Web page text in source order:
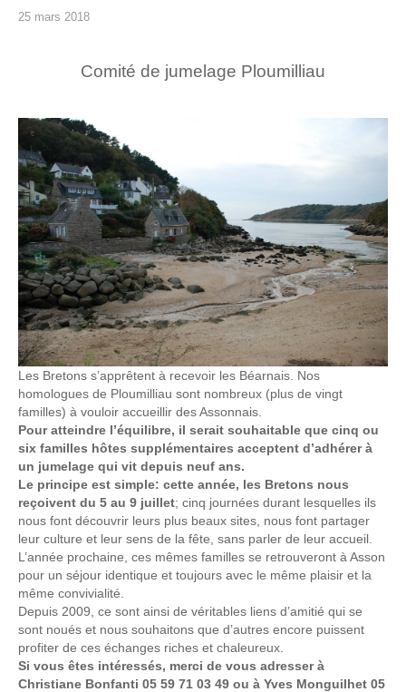
25 mars 2018
Comité de jumelage Ploumilliau
Les Bretons s’apprêtent à recevoir les Béarnais. Nos
homologues de Ploumilliau sont nombreux (plus de vingt
familles) à vouloir accueillir des Assonnais.
Pour atteindre l’équilibre, il serait souhaitable que cinq ou
six familles hôtes supplémentaires acceptent d’adhérer à
un jumelage qui vit depuis neuf ans.
Le principe est simple: cette année, les Bretons nous
reçoivent du 5 au 9 juillet; cinq journées durant lesquelles ils
nous font découvrir leurs plus beaux sites, nous font partager
leur culture et leur sens de la fête, sans parler de leur accueil.
L’année prochaine, ces mêmes familles se retrouveront à Asson
pour un séjour identique et toujours avec le même plaisir et la
même convivialité.
Depuis 2009, ce sont ainsi de véritables liens d’amitié qui se
sont noués et nous souhaitons que d’autres encore puissent
profiter de ces échanges riches et chaleureux.
Si vous êtes intéressés, merci de vous adresser à
Christiane Bonfanti 05 59 71 03 49 ou à Yves Monguilhet 05